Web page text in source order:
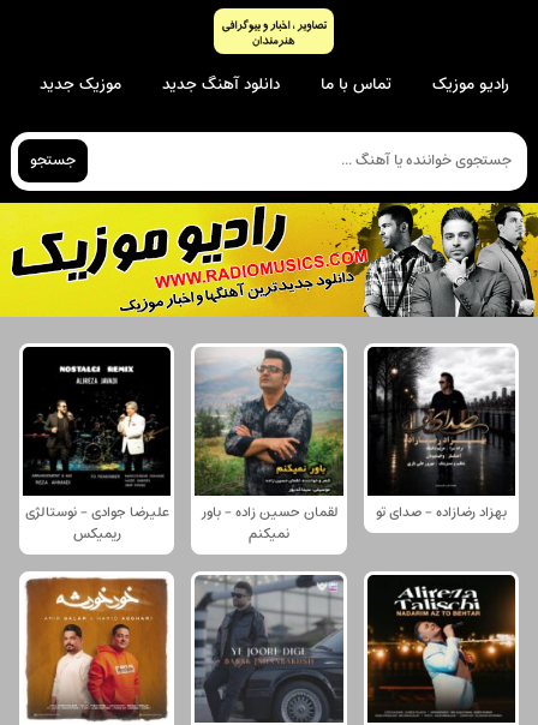
رادیو موزیک تماس با ما دانلود آهنگ جدید موزیک جدید
جستجو
بهزاد رضازاده - صدای تو
لقمان حسین زاده - باور
نمیکنم
علیرضا جوادی - نوستالژی
ریمیکس